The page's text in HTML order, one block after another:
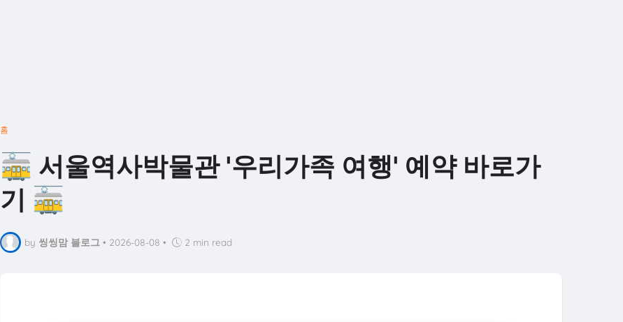
홈
🚋 서울역사박물관 '우리가족 여행' 예약 바로가
기 🚋
by 씽씽맘 블로그 • 2026-08-08 • 2 min read